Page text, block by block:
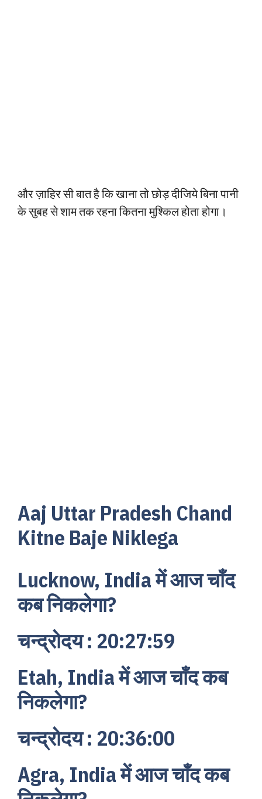
और ज़ाहिर सी बात है कि खाना तो छोड़ दीजिये बिना पानी
के सुबह से शाम तक रहना कितना मुश्किल होता होगा।
Aaj Uttar Pradesh Chand
Kitne Baje Niklega
Lucknow, India में आज चाँद
कब निकलेगा?
चन्द्रोदय : 20:27:59
Etah, India में आज चाँद कब
निकलेगा?
चन्द्रोदय : 20:36:00
Agra, India में आज चाँद कब